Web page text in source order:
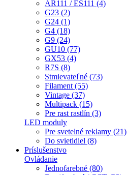
AR111 / ES111 (4)
G23 (2)
G24 (1)
G4 (18)
G9 (24)
GU10 (77)
GX53 (4)
R7S (8)
Stmievateľné (73)
Filament (55)
Vintage (37)
Multipack (15)
Pre rast rastlín (3)
LED moduly
Pre svetelné reklamy (21)
Do svietidiel (8)
Príslušenstvo
Ovládanie
Jednofarebné (80)